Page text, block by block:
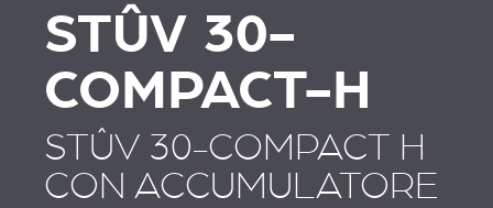
STÛV 30-
COMPACT-H
STÛV 30-COMPACT H
CON ACCUMULATORE